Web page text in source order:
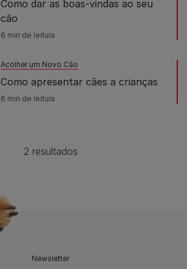
Como dar as boas-vindas ao seu
cão
6 min de leitura
Acolher um Novo Cão
Como apresentar cães a crianças
6 min de leitura
2 resultados
Newsletter